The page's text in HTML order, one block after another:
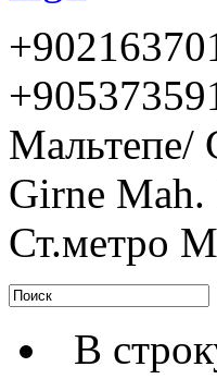
Мальтепе/
Girne Mah.
Ст.метро
В